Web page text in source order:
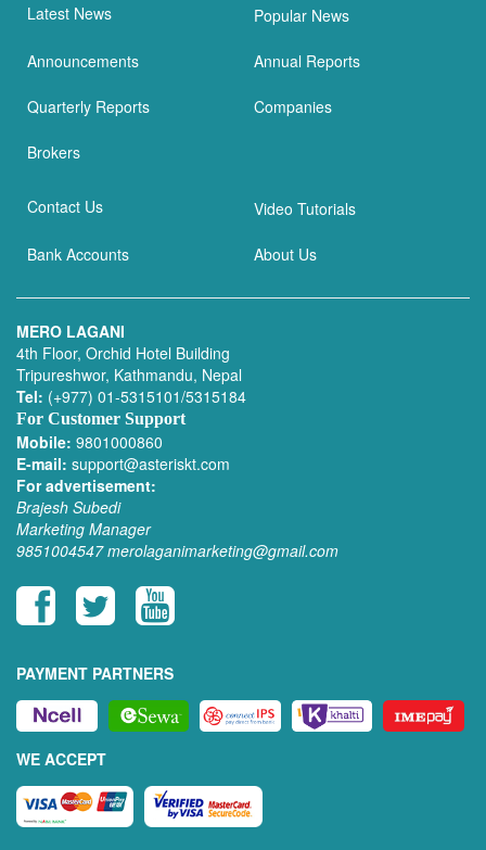
Latest News Popular News
Announcements Annual Reports
Quarterly Reports Companies
Brokers
Contact Us Video Tutorials
Bank Accounts About Us
MERO LAGANI
4th Floor, Orchid Hotel Building
Tripureshwor, Kathmandu, Nepal
Tel: (+977) 01-5315101/5315184
For Customer Support
Mobile: 9801000860
E-mail: support@asteriskt.com
For advertisement:
Brajesh Subedi
Marketing Manager
9851004547 merolaganimarketing@gmail.com
PAYMENT PARTNERS
WE ACCEPT